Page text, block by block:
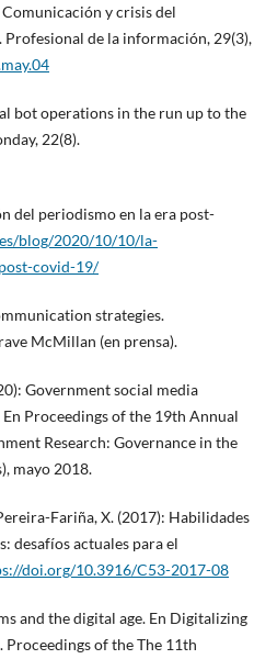
Comunicación y crisis del
Profesional de la información, 29(3),
bot operations in the run up to the
22(8).
del periodismo en la era post-
blog/2020/10/10/la-
covid-19/
strategies.
McMillan (en prensa).
Government social media
Proceedings of the 19th Annual
Research: Governance in the
mayo 2018.
Fariña, X. (2017): Habilidades
desafíos actuales para el
doi.org/10.3916/C53-2017-08
and the digital age. En Digitalizing
of the The 11th